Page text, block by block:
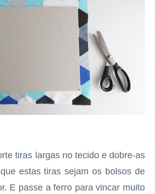
tiras largas no tecido e dobre-as
estas tiras sejam os bolsos de
E passe a ferro para vincar muito